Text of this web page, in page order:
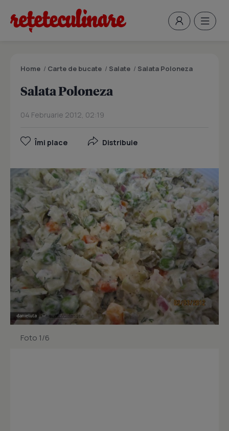
Home / Carte de bucate / Salate / Salata Poloneza
Salata Poloneza
04 Februarie 2012, 02:19
Îmi place Distribuie
Foto 1/6